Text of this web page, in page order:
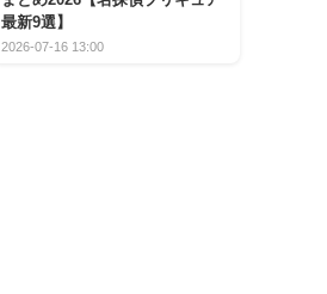
最新9選】
2026-07-16 13:00